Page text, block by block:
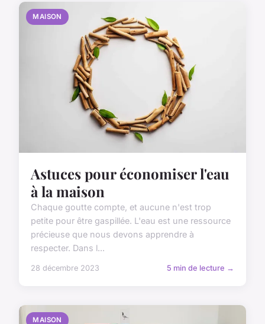
MAISON
Astuces pour économiser l'eau
à la maison
Chaque goutte compte, et aucune n'est trop
petite pour être gaspillée. L'eau est une ressource
précieuse que nous devons apprendre à
respecter. Dans l...
28 décembre 2023 5 min de lecture →
MAISON